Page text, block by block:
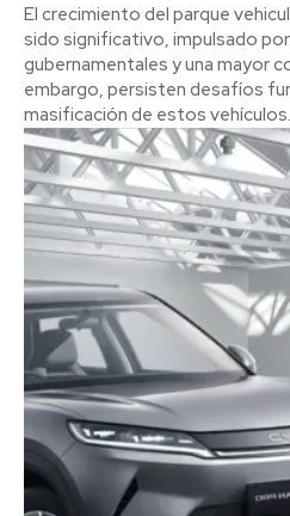
El crecimiento del parque
sido significativo, impulsado
gubernamentales y una mayor
embargo, persisten desafíos
masificación de estos vehículos.